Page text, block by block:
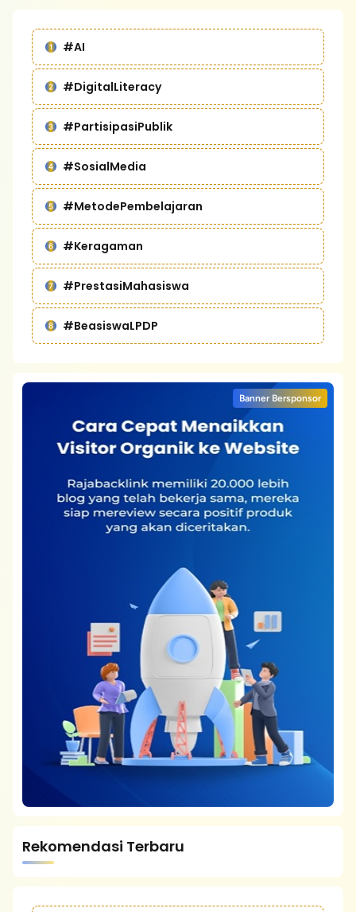
#AI
#DigitalLiteracy
#PartisipasiPublik
#SosialMedia
#MetodePembelajaran
#Keragaman
#PrestasiMahasiswa
#BeasiswaLPDP
Banner Bersponsor
Rekomendasi Terbaru